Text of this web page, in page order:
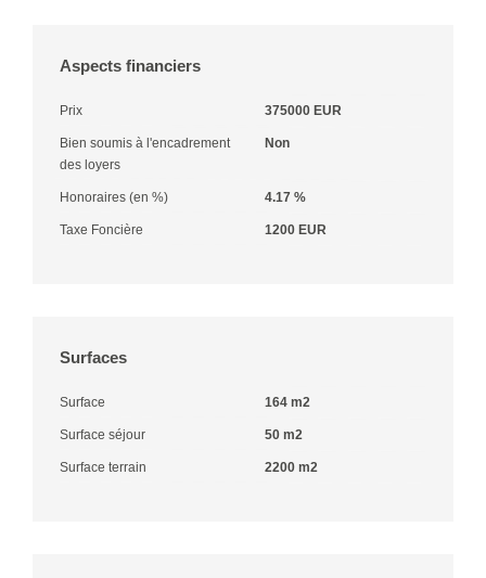
Aspects financiers
Prix 375000 EUR
Bien soumis à l'encadrement
des loyers
Non
Honoraires (en %) 4.17 %
Taxe Foncière 1200 EUR
Surfaces
Surface 164 m2
Surface séjour 50 m2
Surface terrain 2200 m2